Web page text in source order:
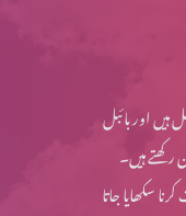
1)
شکل میں ہیں؟
اور بائبل
ہیں۔
سکھایا جاتا